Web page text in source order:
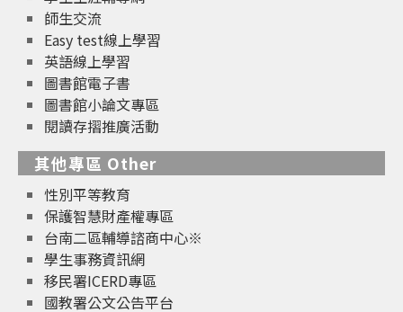
師生交流
Easy test線上學習
英語線上學習
圖書館電子書
圖書館小論文專區
閱讀存摺推廣活動
其他專區 Other
性別平等教育
保護智慧財產權專區
台南二區輔導諮商中心※
學生事務資訊網
移民署ICERD專區
國教署公文公告平台